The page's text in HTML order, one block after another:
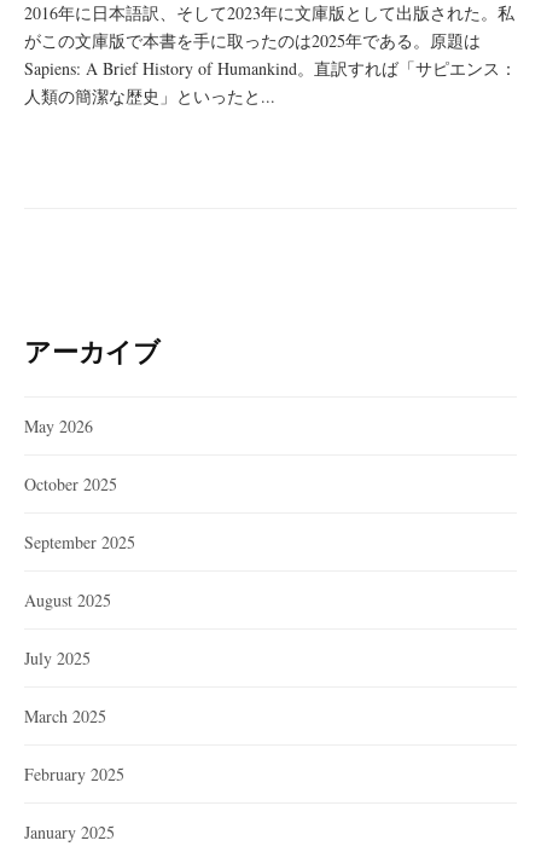
2016年に日本語訳、そして2023年に文庫版として出版された。私
がこの文庫版で本書を手に取ったのは2025年である。原題は
Sapiens: A Brief History of Humankind。直訳すれば「サピエンス：
人類の簡潔な歴史」といったと...
アーカイブ
May 2026
October 2025
September 2025
August 2025
July 2025
March 2025
February 2025
January 2025